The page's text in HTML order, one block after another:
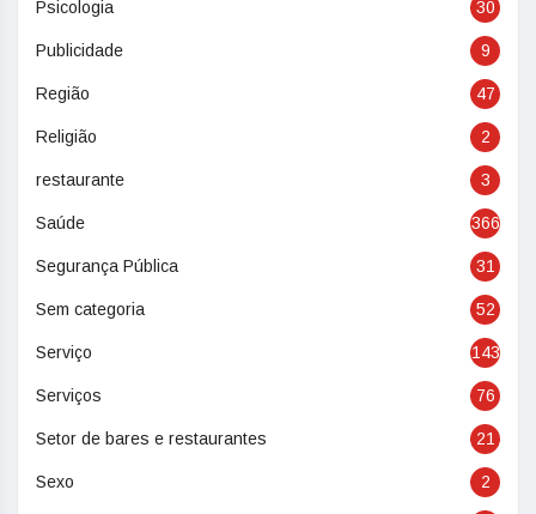
Psicologia 30
Publicidade 9
Região 47
Religião 2
restaurante 3
Saúde 366
Segurança Pública 31
Sem categoria 52
Serviço 143
Serviços 76
Setor de bares e restaurantes 21
Sexo 2